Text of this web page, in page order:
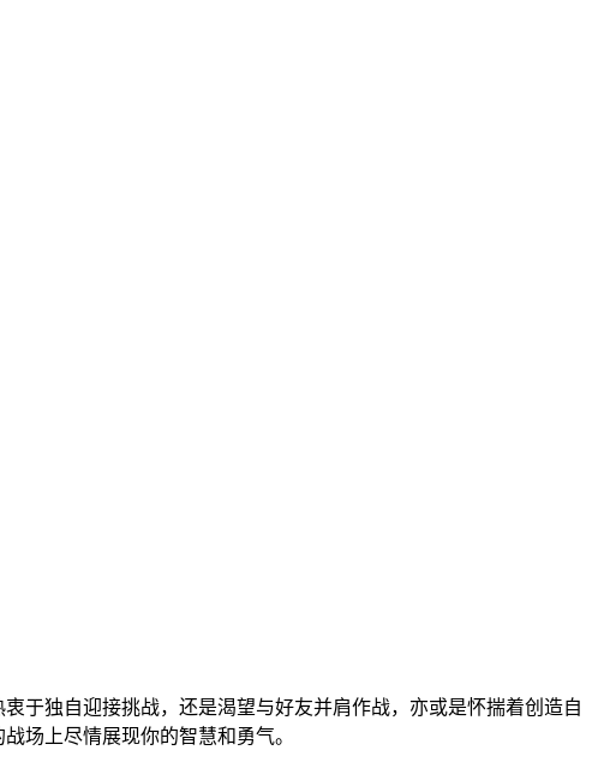
于独自迎接挑战，还是渴望与好友并肩作战，亦或是怀揣着创造自
场上尽情展现你的智慧和勇气。